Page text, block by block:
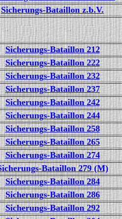
Sicherungs-Bataillon z.b.V.
Sicherungs-Bataillon 212
Sicherungs-Bataillon 222
Sicherungs-Bataillon 232
Sicherungs-Bataillon 237
Sicherungs-Bataillon 242
Sicherungs-Bataillon 244
Sicherungs-Bataillon 258
Sicherungs-Bataillon 265
Sicherungs-Bataillon 274
Bataillon 279 (M)
Sicherungs-Bataillon 284
Sicherungs-Bataillon 286
Sicherungs-Bataillon 292